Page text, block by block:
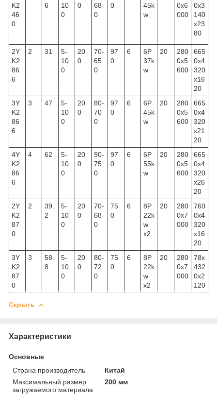
K2
46
0
6
10
0
0
68
0
0
45k
w
0x6
000
0x3
140
x23
80
2Y
K2
86
6
2 31
5-
10
0
20
0
70-
65
0
97
0
6
6P
37k
w
20
280
0x5
600
665
0x4
320
x16
20
3Y
K2
86
6
3 47
5-
10
0
20
0
80-
70
0
97
0
6
6P
45k
w
20
280
0x5
600
665
0x4
320
x21
20
4Y
K2
86
6
4 62
5-
10
0
20
0
90-
75
0
97
0
6
6P
55k
w
20
280
0x5
600
665
0x4
320
x26
20
2Y
K2
87
0
2
39.
2
5-
10
0
20
0
70-
68
0
75
0
6
8P
22k
w
x2
20
280
0x7
000
760
0x4
320
x16
20
3Y
K2
87
0
3
58.
8
5-
10
0
20
0
80-
72
0
75
0
6
8P
22k
w
x2
20
280
0x7
000
78x
432
0x2
120
Скрыть
Характеристики
Основные
Страна производитель
Китай
Максимальный размер
загружаемого материала
200 мм